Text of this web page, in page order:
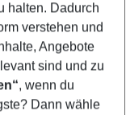
halten. Dadurch
verstehen und
Angebote
sind und zu
, wenn du
Dann wähle